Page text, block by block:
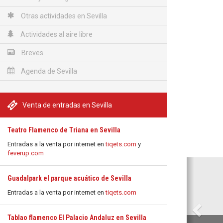
Otras actividades en Sevilla
Actividades al aire libre
Breves
Agenda de Sevilla
Venta de entradas en Sevilla
Teatro Flamenco de Triana en Sevilla
Entradas a la venta por internet entiqets.com y
feverup.com
Guadalpark el parque acuático de Sevilla
Entradas a la venta por internet entiqets.com
Tablao flamenco El Palacio Andaluz en Sevilla